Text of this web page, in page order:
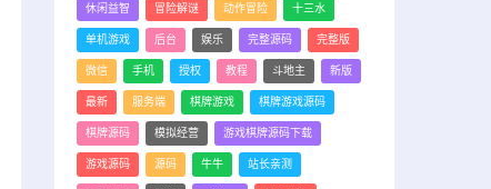
休闲益智 冒险解谜 动作冒险 十三水
单机游戏 后台 娱乐 完整源码 完整版
微信 手机 授权 教程 斗地主 新版
最新 服务端 棋牌游戏 棋牌游戏源码
棋牌源码 模拟经营 游戏棋牌源码下载
游戏源码 源码 牛牛 站长亲测